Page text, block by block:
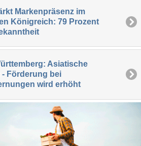
Markenpräsenz im
Königreich: 79 Prozent
Asiatische
- Förderung bei
wird erhöht